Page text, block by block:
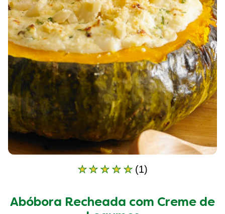
A
deste
(1)
Abóbora Recheada com Creme de